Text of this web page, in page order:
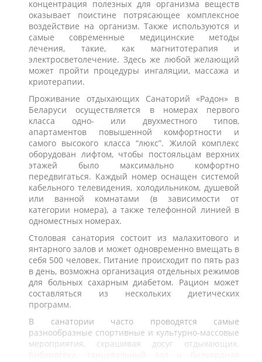
концентрация полезных для организма веществ
оказывает поистине потрясающее комплексное
воздействие на организм. Также используются и
самые современные медицинские методы
лечения, такие, как магнитотерапия и
электросветолечение. Здесь же любой желающий
может пройти процедуры ингаляции, массажа и
криотерапии.
Проживание отдыхающих Санаторий «Радон» в
Беларуси осуществляется в номерах первого
класса одно- или двухместного типов,
апартаментов повышенной комфортности и
самого высокого класса “люкс”. Жилой комплекс
оборудован лифтом, чтобы постояльцам верхних
этажей было максимально комфортно
передвигаться. Каждый номер оснащен системой
кабельного телевидения, холодильником, душевой
или ванной комнатами (в зависимости от
категории номера), а также телефонной линией в
одноместных номерах.
Столовая санатория состоит из малахитового и
янтарного залов и может одновременно вмещать в
себя 500 человек. Питание происходит по пять раз
в день, возможна организация отдельных режимов
для больных сахарным диабетом. Рацион может
составляться из нескольких диетических
программ.
В санатории часто проводятся самые
разнообразные спортивные и культурно-массовые
мероприятия, скрашивая досуг отдыхающих.